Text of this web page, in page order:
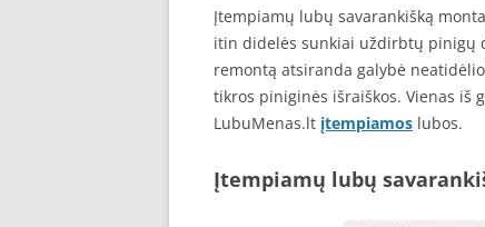
Įtempiamų lubų savarankišką
itin didelės sunkiai uždirbtų pinigų
remontą atsiranda galybė
tikros piniginės išraiškos. Vienas iš
LubuMenas.lt įtempiamos lubos.
Įtempiamų lubų